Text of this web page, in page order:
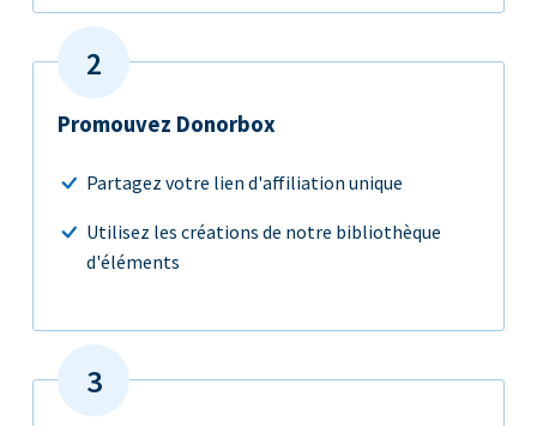
Promouvez Donorbox
Partagez votre lien d'affiliation unique
Utilisez les créations de notre bibliothèque
d'éléments